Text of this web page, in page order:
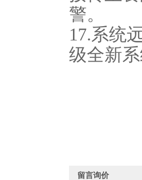
警。
17.系统
级全新
留言询价